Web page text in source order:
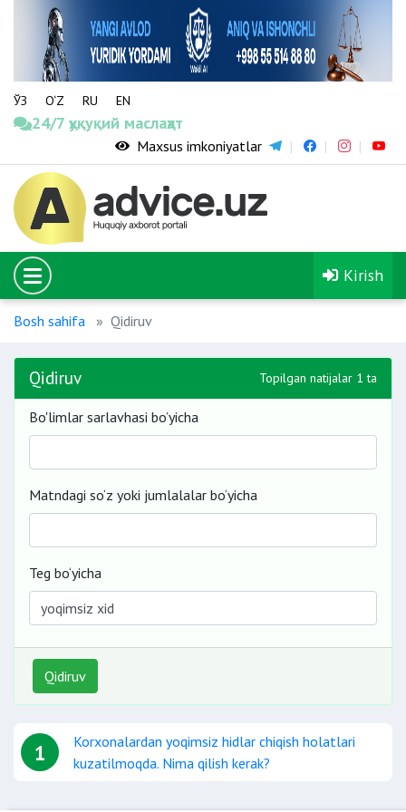
ЎЗ O‘Z RU EN
24/7 ҳуқуқий маслаҳат
Maxsus imkoniyatlar
Kirish
Bosh sahifa Qidiruv
Qidiruv Topilgan natijalar 1 ta
Bo'limlar sarlavhasi bo’yicha
Matndagi so‘z yoki jumlalalar bo‘yicha
Teg bo‘yicha
Qidiruv
1
Korxonalardan yoqimsiz hidlar chiqish holatlari
kuzatilmoqda. Nima qilish kerak?